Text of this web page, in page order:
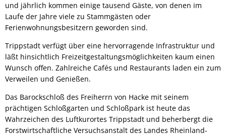
und jährlich kommen einige tausend Gäste, von denen im
Laufe der Jahre viele zu Stammgästen oder
Ferienwohnungsbesitzern geworden sind.
Trippstadt verfügt über eine hervorragende Infrastruktur und
läßt hinsichtlich Freizeitgestaltungsmöglichkeiten kaum einen
Wunsch offen. Zahlreiche Cafés und Restaurants laden ein zum
Verweilen und Genießen.
Das Barockschloß des Freiherrn von Hacke mit seinem
prächtigen Schloßgarten und Schloßpark ist heute das
Wahrzeichen des Luftkurortes Trippstadt und beherbergt die
Forstwirtschaftliche Versuchsanstalt des Landes Rheinland-